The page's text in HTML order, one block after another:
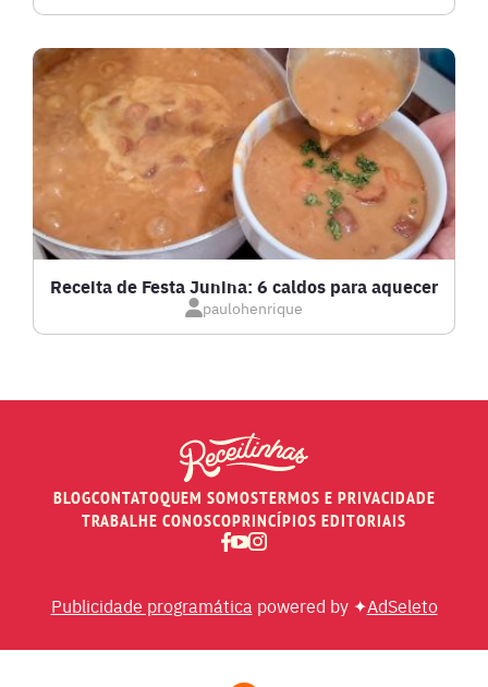
LANCHES
LASANHAS
LOW CARB
MASSAS E PASTAS
RECEITAS DE AIR FRYER
RECEITAS DE ANO NOVO (RÉVEILLON)
Receita de Festa Junina: 6 caldos para aquecer
paulohenrique
BLOGCONTATOQUEM SOMOSTERMOS E PRIVACIDADE
TRABALHE CONOSCOPRINCÍPIOS EDITORIAIS
Publicidade programática powered by ✦AdSeleto